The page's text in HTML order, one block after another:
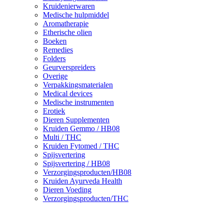
Kruidenierwaren
Medische hulpmiddel
Aromatherapie
Etherische olien
Boeken
Remedies
Folders
Geurverspreiders
Overige
Verpakkingsmaterialen
Medical devices
Medische instrumenten
Erotiek
Dieren Supplementen
Kruiden Gemmo / HB08
Multi / THC
Kruiden Fytomed / THC
Spijsvertering
Spijsvertering / HB08
Verzorgingsproducten/HB08
Kruiden Ayurveda Health
Dieren Voeding
Verzorgingsproducten/THC